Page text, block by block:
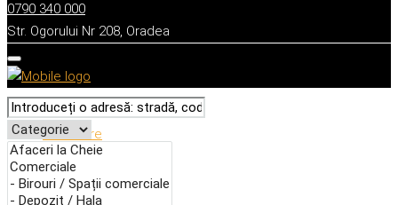
0790 340 000
Str. Ogorului Nr 208, Oradea
Descriere
Caracteristici
Adresă
Detalii